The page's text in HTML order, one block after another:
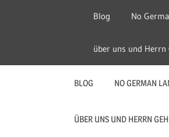
Reise
Guckloch
–
Geheimrat
auf
Reisen
Blog No
über uns und Herrn
BLOG NO GERMAN
ÜBER UNS UND HERRN